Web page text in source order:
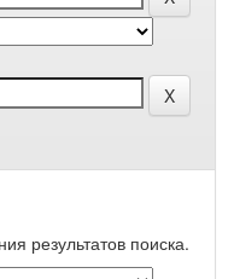
результатов поиска.